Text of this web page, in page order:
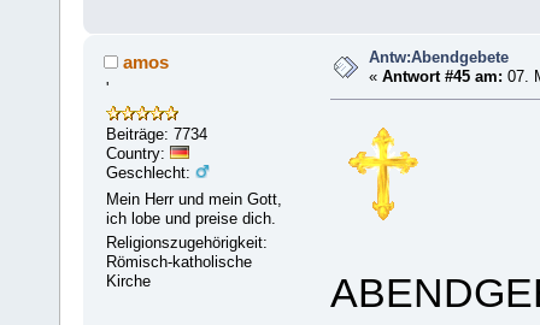
amos
'
Beiträge: 7734
Country:
Geschlecht:
Mein Herr und mein Gott,
ich lobe und preise dich.
Religionszugehörigkeit:
Römisch-katholische
Kirche
Antw:Abendgebete
«Antwort #45 am: 07.